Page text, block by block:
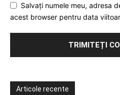
Salvați numele meu, adresa
acest browser pentru data
Articole recente